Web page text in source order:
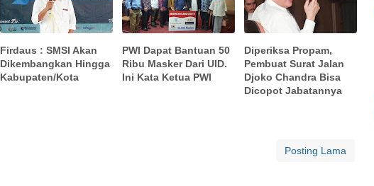
Firdaus : SMSI Akan
Dikembangkan Hingga
Kabupaten/Kota
PWI Dapat Bantuan 50
Ribu Masker Dari UID.
Ini Kata Ketua PWI
Diperiksa Propam,
Pembuat Surat Jalan
Djoko Chandra Bisa
Dicopot Jabatannya
Posting Lama